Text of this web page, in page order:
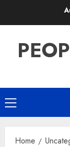
Primary
Menu
Home